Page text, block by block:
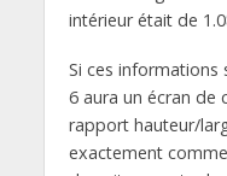
intérieur était de
Si ces informations
6 aura un écran de
rapport hauteur/
exactement